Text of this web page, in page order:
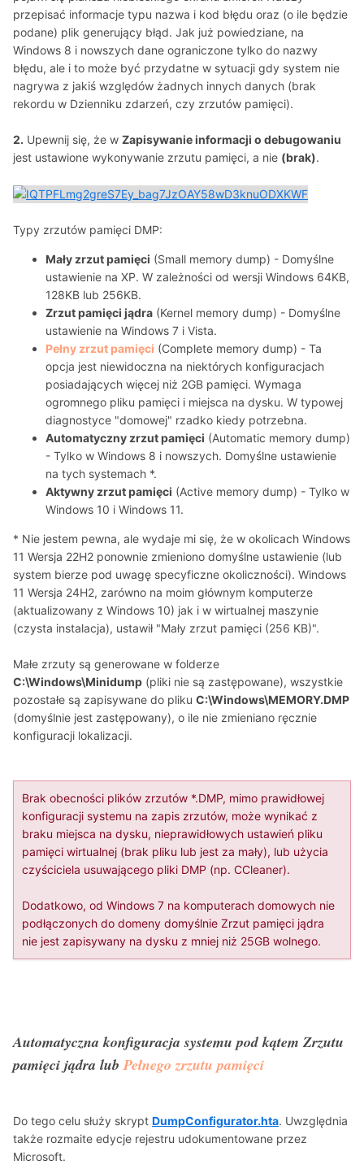
przepisać informacje typu nazwa i kod błędu oraz (o ile będzie
podane) plik generujący błąd. Jak już powiedziane, na
Windows 8 i nowszych dane ograniczone tylko do nazwy
błędu, ale i to może być przydatne w sytuacji gdy system nie
nagrywa z jakiś względów żadnych innych danych (brak
rekordu w Dzienniku zdarzeń, czy zrzutów pamięci).
2. Upewnij się, że w Zapisywanie informacji o debugowaniu
jest ustawione wykonywanie zrzutu pamięci, a nie (brak).
Typy zrzutów pamięci DMP:
Mały zrzut pamięci (Small memory dump) - Domyślne
ustawienie na XP. W zależności od wersji Windows 64KB,
128KB lub 256KB.
Zrzut pamięci jądra (Kernel memory dump) - Domyślne
ustawienie na Windows 7 i Vista.
Pełny zrzut pamięci (Complete memory dump) - Ta
opcja jest niewidoczna na niektórych konfiguracjach
posiadających więcej niż 2GB pamięci. Wymaga
ogromnego pliku pamięci i miejsca na dysku. W typowej
diagnostyce "domowej" rzadko kiedy potrzebna.
Automatyczny zrzut pamięci (Automatic memory dump)
- Tylko w Windows 8 i nowszych. Domyślne ustawienie
na tych systemach *.
Aktywny zrzut pamięci (Active memory dump) - Tylko w
Windows 10 i Windows 11.
* Nie jestem pewna, ale wydaje mi się, że w okolicach Windows
11 Wersja 22H2 ponownie zmieniono domyślne ustawienie (lub
system bierze pod uwagę specyficzne okoliczności). Windows
11 Wersja 24H2, zarówno na moim głównym komputerze
(aktualizowany z Windows 10) jak i w wirtualnej maszynie
(czysta instalacja), ustawił "Mały zrzut pamięci (256 KB)".
Małe zrzuty są generowane w folderze
C:\Windows\Minidump (pliki nie są zastępowane), wszystkie
pozostałe są zapisywane do pliku C:\Windows\MEMORY.DMP
(domyślnie jest zastępowany), o ile nie zmieniano ręcznie
konfiguracji lokalizacji.
Brak obecności plików zrzutów *.DMP, mimo prawidłowej
konfiguracji systemu na zapis zrzutów, może wynikać z
braku miejsca na dysku, nieprawidłowych ustawień pliku
pamięci wirtualnej (brak pliku lub jest za mały), lub użycia
czyściciela usuwającego pliki DMP (np. CCleaner).
Dodatkowo, od Windows 7 na komputerach domowych nie
podłączonych do domeny domyślnie Zrzut pamięci jądra
nie jest zapisywany na dysku z mniej niż 25GB wolnego.
Automatyczna konfiguracja systemu pod kątem Zrzutu
pamięci jądra lubPełnego zrzutu pamięci
Do tego celu służy skrypt DumpConfigurator.hta. Uwzględnia
także rozmaite edycje rejestru udokumentowane przez
Microsoft.